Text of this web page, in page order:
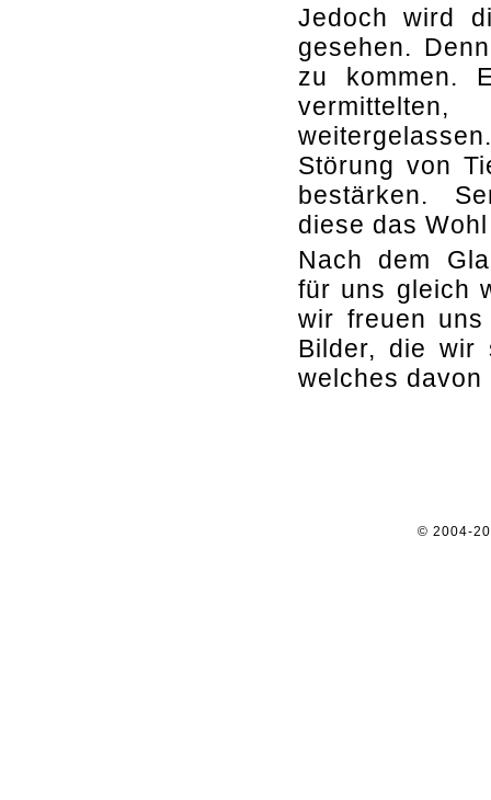
Jedoch wird
gesehen.
zu kommen.
Störung von
bestärken.
diese das
Nach dem
für uns gleich
wir freuen
Bilder, die wir
welches
© 2004-